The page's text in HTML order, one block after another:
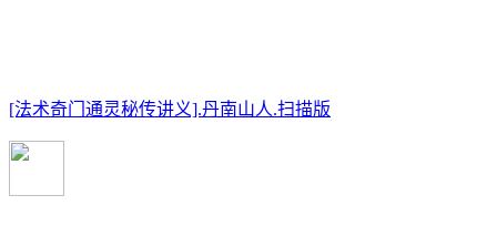
[法术奇门通灵秘传讲义].丹南山人.扫描版